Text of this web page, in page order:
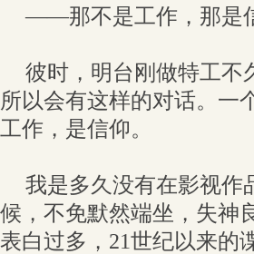
——那不是工作，那是
彼时，明台刚做特工不
所以会有这样的对话。一
工作，是信仰。
我是多久没有在影视作
候，不免默然端坐，失神
表白过多，21世纪以来的